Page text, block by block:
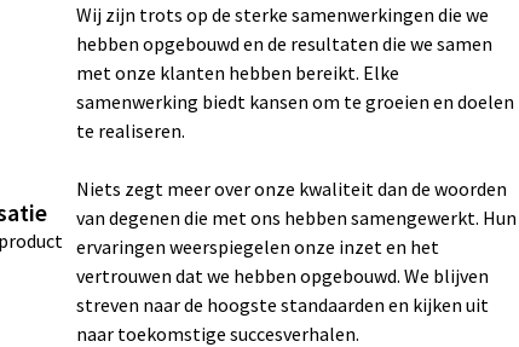
Wij zijn trots op de sterke samenwerkingen die we
hebben opgebouwd en de resultaten die we samen
met onze klanten hebben bereikt. Elke
samenwerking biedt kansen om te groeien en doelen
te realiseren.
Niets zegt meer over onze kwaliteit dan de woorden
van degenen die met ons hebben samengewerkt. Hun
ervaringen weerspiegelen onze inzet en het
vertrouwen dat we hebben opgebouwd. We blijven
streven naar de hoogste standaarden en kijken uit
naar toekomstige succesverhalen.